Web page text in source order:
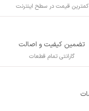
کمترین قیمت در سطح اینترنت
تضمین کیفیت و اصالت
گارانتی تمام قطعات